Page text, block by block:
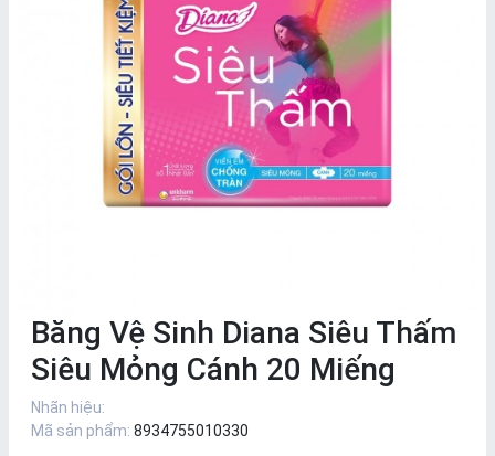
Băng Vệ Sinh Diana Siêu Thấm
Siêu Mỏng Cánh 20 Miếng
Nhãn hiệu:
Mã sản phẩm: 8934755010330